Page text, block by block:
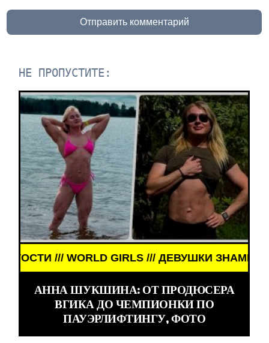
Отправить комментарий
НЕ ПРОПУСТИТЕ:
ЗНАМЕНИТОСТИ /// WORLD GIRLS ///
АННА ШУКШИНА: ОТ ПРОДЮСЕРА
ВГИКА ДО ЧЕМПИОНКИ ПО
ПАУЭРЛИФТИНГУ, ФОТО